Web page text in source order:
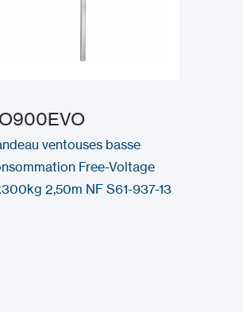
ventouses basse
Free-Voltage
2,50m NF S61-937-13